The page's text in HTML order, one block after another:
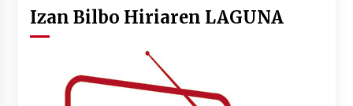
Izan Bilbo Hiriaren LAGUNA